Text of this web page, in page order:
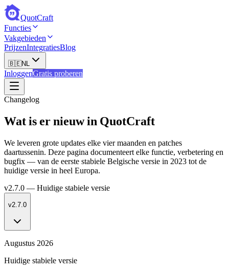
QuotCraft
Functies
Vakgebieden
PrijzenIntegratiesBlog
🇧🇪NL
InloggenGratis proberen
Changelog
Wat is er nieuw in QuotCraft
We leveren grote updates elke vier maanden en patches
daartussenin. Deze pagina documenteert elke functie, verbetering en
bugfix — van de eerste stabiele Belgische versie in 2023 tot de
huidige versie in heel Europa.
v2.7.0 — Huidige stabiele versie
v2.7.0
Augustus 2026
Huidige stabiele versie